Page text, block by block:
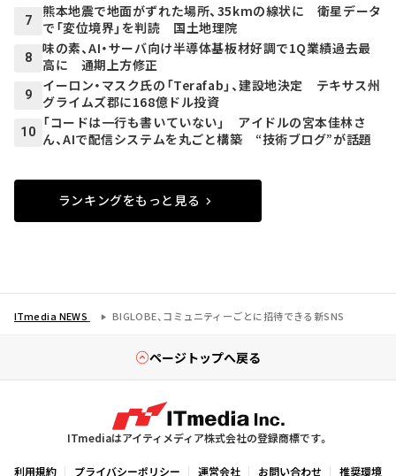
7
熊本地震で地面がずれた場所、35kmの線状に 衛星データ
で「変位境界」を判読 国土地理院
8
味の素、AI・サーバ向け半導体基板材好調で1Q業績過去最
高に 通期上方修正
9
イーロン・マスク氏の「Terafab」、建設地決定 テキサス州
グライムズ郡に168億ドル投資
10
「コードは一行も書いていない」 アイドルの宮本佳林さ
ん、AIで配信システムを丸ごと構築 “技術ブログ”が話題
ランキングをもっと見る
ITmedia NEWS BIGLOBE、コミュニティーごとに招待できる新SNS
ページトップへ戻る
ITmediaはアイティメディア株式会社の登録商標です。
利用規約 プライバシーポリシー 運営会社 お問い合わせ 推奨環境